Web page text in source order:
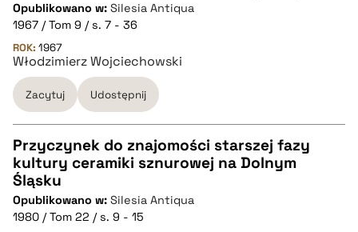
CZYSTY TEKST
pobierz cytat
BIBTEX
pobierz cytat
Opublikowano w: Silesia Antiqua
1967 / Tom 9 / s. 7 - 36
ROK: 1967
Włodzimierz Wojciechowski
Zacytuj Udostępnij
CZYSTY TEKST
pobierz cytat
Przyczynek do znajomości starszej fazy
kultury ceramiki sznurowej na Dolnym
Śląsku
Opublikowano w: Silesia Antiqua
1980 / Tom 22 / s. 9 - 15